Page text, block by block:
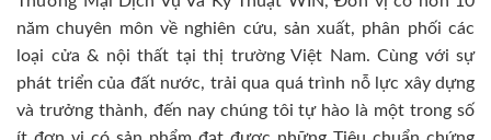
năm chuyên môn về nghiên cứu, sản xuất, phân phối các
loại cửa & nội thất tại thị trường Việt Nam. Cùng với sự
phát triển của đất nước, trải qua quá trình nỗ lực xây dựng
và trưởng thành, đến nay chúng tôi tự hào là một trong số